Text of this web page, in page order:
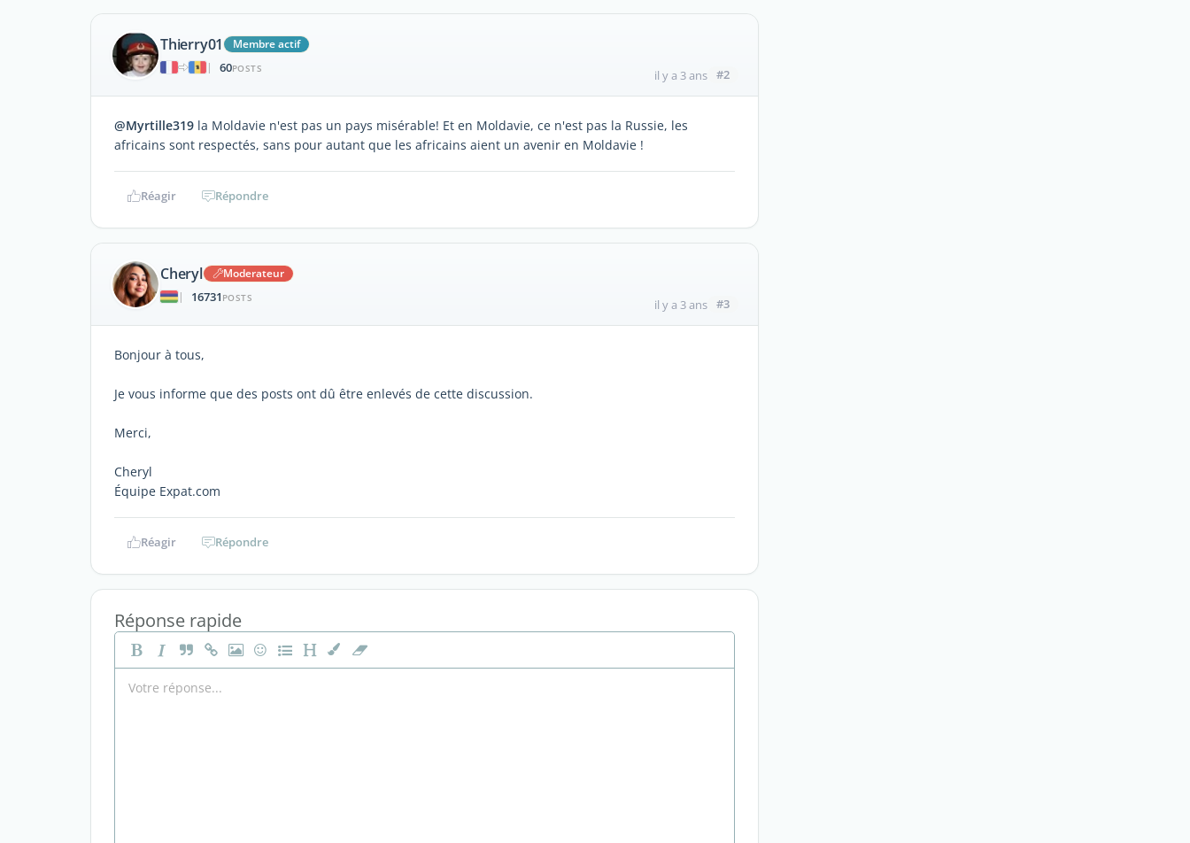
Thierry01
Membre actif
|
60POSTS il y a 3 ans #2
@Myrtille319 la Moldavie n'est pas un pays misérable! Et en Moldavie, ce n'est pas la Russie, les
africains sont respectés, sans pour autant que les africains aient un avenir en Moldavie !
Réagir Répondre
Cheryl
Moderateur
|
16731 POSTS il y a 3 ans #3
Bonjour à tous,
Je vous informe que des posts ont dû être enlevés de cette discussion.
Merci,
Cheryl
Équipe Expat.com
Réagir Répondre
Réponse rapide